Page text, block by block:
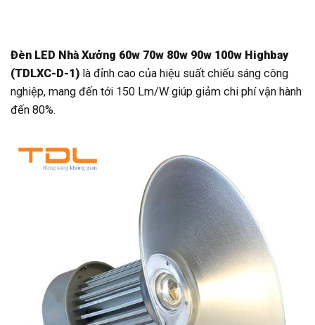
Đèn LED Nhà Xưởng 60w 70w 80w 90w 100w Highbay
(TDLXC-D-1) là đỉnh cao của hiệu suất chiếu sáng công
nghiệp, mang đến tới 150 Lm/W giúp giảm chi phí vận hành
đến 80%.